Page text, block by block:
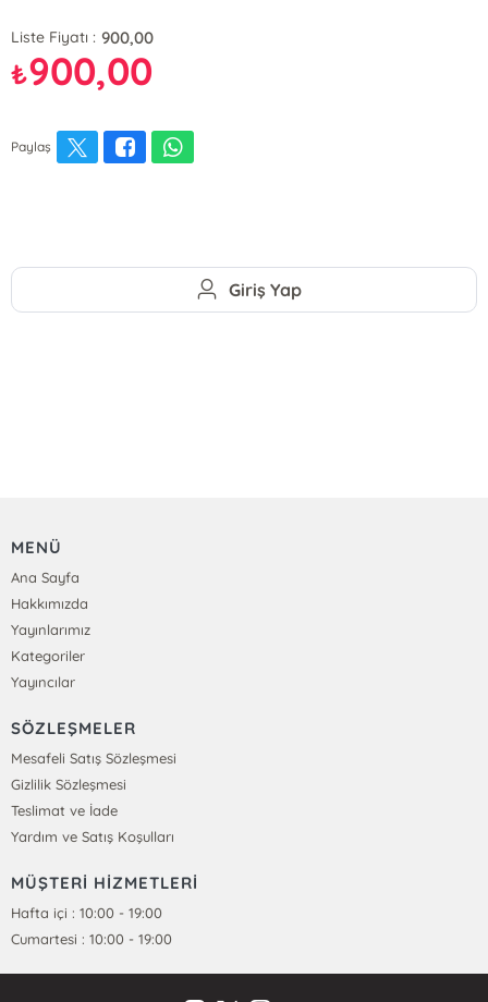
Liste Fiyatı : 900,00
₺900,00
Paylaş
Giriş Yap
MENÜ
Ana Sayfa
Hakkımızda
Yayınlarımız
Kategoriler
Yayıncılar
SÖZLEŞMELER
Mesafeli Satış Sözleşmesi
Gizlilik Sözleşmesi
Teslimat ve İade
Yardım ve Satış Koşulları
MÜŞTERİ HİZMETLERİ
Hafta içi : 10:00 - 19:00
Cumartesi : 10:00 - 19:00